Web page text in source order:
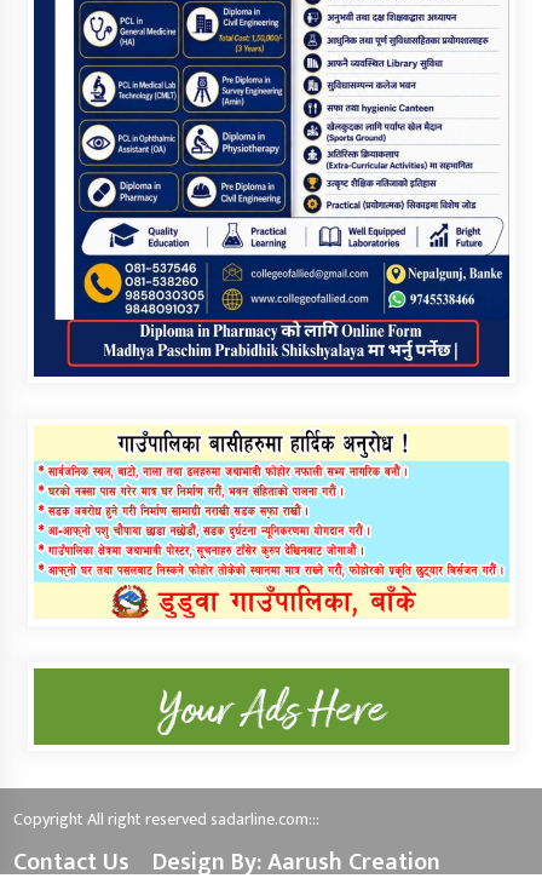
Copyright All right reserved sadarline.com:::
Contact Us Design By: Aarush Creation